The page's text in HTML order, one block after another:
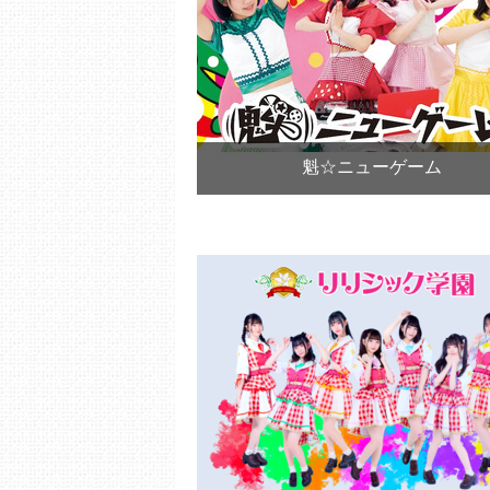
魁☆ニューゲーム